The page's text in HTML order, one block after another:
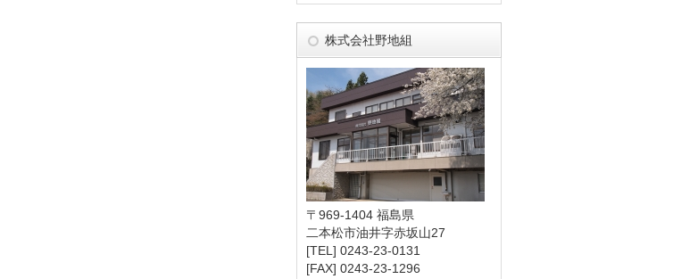
株式会社野地組
〒969-1404 福島県
二本松市油井字赤坂山27
[TEL] 0243-23-0131
[FAX] 0243-23-1296